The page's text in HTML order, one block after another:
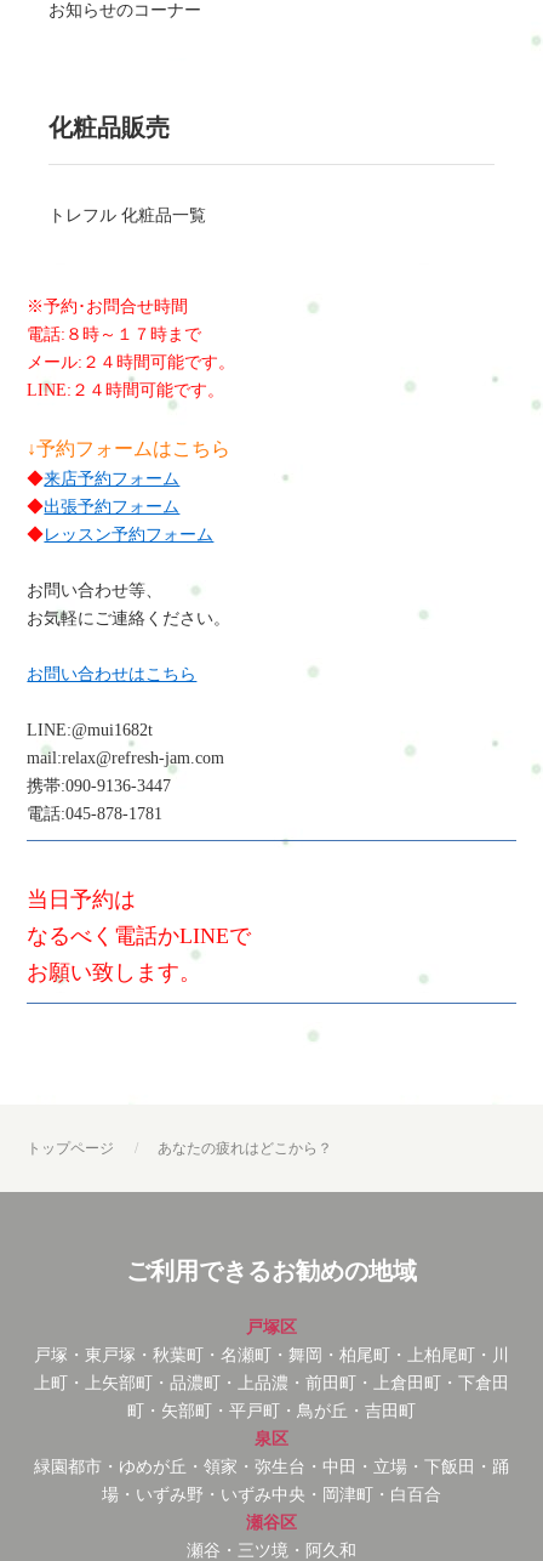
お知らせのコーナー
化粧品販売
トレフル 化粧品一覧
※予約･お問合せ時間
電話:８時～１７時まで
メール:２４時間可能です。
LINE:２４時間可能です。
↓予約フォームはこちら
◆来店予約フォーム
◆出張予約フォーム
◆レッスン予約フォーム
お問い合わせ等、
お気軽にご連絡ください。
お問い合わせはこちら
LINE:@mui1682t
mail:relax@refresh-jam.com
携帯:090-9136-3447
電話:045-878-1781
当日予約は
なるべく電話かLINEで
お願い致します。
トップページ あなたの疲れはどこから？
ご利用できるお勧めの地域
戸塚区
戸塚・東戸塚・秋葉町・名瀬町・舞岡・柏尾町・上柏尾町・川
上町・上矢部町・品濃町・上品濃・前田町・上倉田町・下倉田
町・矢部町・平戸町・鳥が丘・吉田町
泉区
緑園都市・ゆめが丘・領家・弥生台・中田・立場・下飯田・踊
場・いずみ野・いずみ中央・岡津町・白百合
瀬谷区
瀬谷・三ツ境・阿久和